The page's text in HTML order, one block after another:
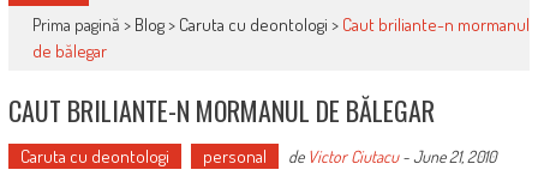
Prima pagină > Blog> Caruta cu deontologi > Caut briliante-n mormanul
de bălegar
CAUT BRILIANTE-N MORMANUL DE BĂLEGAR
Caruta cu deontologi personal de Victor Ciutacu-June 21, 2010